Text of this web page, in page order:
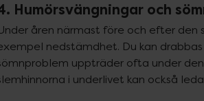
Humörsvängningar och
åren närmast före och efter den
nedstämdhet. Du kan
uppträder ofta under
i underlivet kan också